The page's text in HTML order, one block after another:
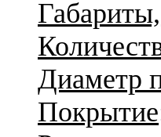
Диаметр
Покрытие